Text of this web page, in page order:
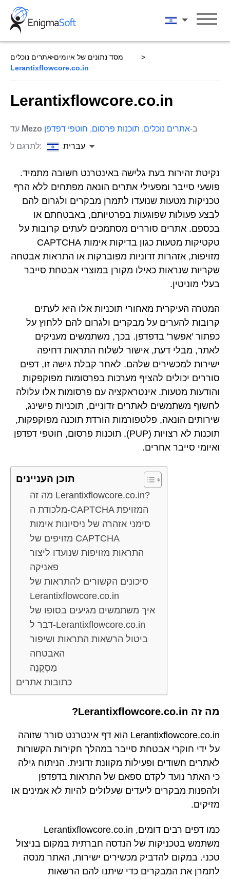
Skip
content
עברית
מסד נתונים של איומים אתרים נוכלים
Lerantixflowcore.co.in
Lerantixflowcore.co.in
Mezo ב-אתרים נוכלים, תוכנות פרסום, חוטפי דפדפן
לתרגם ל:
עברית
נקיטת זהירות בעת גלישה באינטרנט חשובה מתמיד.
פושעי סייבר ומפעילי אתרים הונאה מפתחים ללא הרף
טכניקות מטעות שנועדו לתמרן מבקרים ולגרום להם
לבצע פעולות שפוגעות בפרטיותם, באבטחתם או
בכספם. אתרים סוררים מסתמכים לעתים קרובות על
טקטיקות מטעות כגון בדיקות אימות CAPTCHA
מזויפות, אזהרות זדוניות מפוברקות או התראות אבטחה
שקריות שנראות כאילו מקורן במוצרי אבטחת סייבר
בעלי מוניטין.
המטרה העיקרית מאחורי תוכניות אלו היא לעתים
קרובות להערים על מבקרים ולגרום להם ללחוץ על
כפתור 'אפשר' בדפדפן. בכך, משתמשים מעניקים
לאתר, מבלי דעת, אישור לשלוח התראות דחיפה
ישירות למכשירים שלהם. לאחר קבלת גישה זו, דפים
סוררים יכולים להציף מערכות בפרסומות מפוקפקות
והודעות מטעות. אינטראקציה עם פרסומות אלו עלולה
לחשוף משתמשים לאתרים זדוניים, תוכניות פישינג,
שירותים הונאה, פלטפורמות הורדת תוכנה מפוקפקות,
תוכנות לא רצויות (PUP), תוכנות פרסום, חוטפי דפדפן
ואיומי סייבר אחרים.
תוכן העניינים
מה זה Lerantixflowcore.co.in?
מלכודת ה-CAPTCHA המזויפת
סימני אזהרה של ניסיונות אימות
מזויפים של CAPTCHA
התראות מזויפות שנועדו ליצור
פאניקה
סיכונים הקשורים להתראות של
Lerantixflowcore.co.in
איך משתמשים מגיעים בסופו של
דבר ל-Lerantixflowcore.co.in
ביטול הרשאות התראות ושיפור
האבטחה
מַסְקָנָה
כתובות אתרים
מה זה Lerantixflowcore.co.in?
Lerantixflowcore.co.in הוא דף אינטרנט סורר שזוהה
על ידי חוקרי אבטחת סייבר במהלך חקירות הקשורות
לאתרים חשודים ופעילות מקוונת זדונית. הניתוח גילה
כי האתר נועד לקדם ספאם של התראות בדפדפן
ולהפנות מבקרים ליעדים שעלולים להיות לא אמינים או
מזיקים.
כמו דפים רבים דומים, Lerantixflowcore.co.in
משתמש בטכניקות של הנדסה חברתית במקום בניצול
טכני. במקום להדביק מכשירים ישירות, האתר מנסה
לתמרן את המבקרים כדי שיתנו להם הרשאות